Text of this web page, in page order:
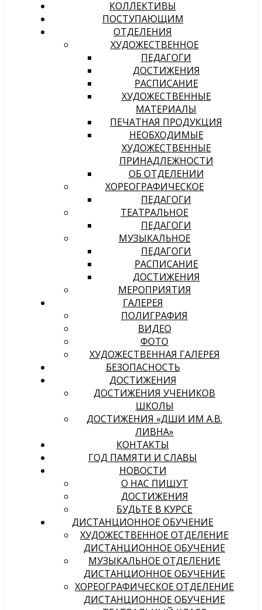
КОЛЛЕКТИВЫ
ПОСТУПАЮЩИМ
ОТДЕЛЕНИЯ
ХУДОЖЕСТВЕННОЕ
ПЕДАГОГИ
ДОСТИЖЕНИЯ
РАСПИСАНИЕ
ХУДОЖЕСТВЕННЫЕ
МАТЕРИАЛЫ
ПЕЧАТНАЯ ПРОДУКЦИЯ
НЕОБХОДИМЫЕ
ХУДОЖЕСТВЕННЫЕ
ПРИНАДЛЕЖНОСТИ
ОБ ОТДЕЛЕНИИ
ХОРЕОГРАФИЧЕСКОЕ
ПЕДАГОГИ
ТЕАТРАЛЬНОЕ
ПЕДАГОГИ
МУЗЫКАЛЬНОЕ
ПЕДАГОГИ
РАСПИСАНИЕ
ДОСТИЖЕНИЯ
МЕРОПРИЯТИЯ
ГАЛЕРЕЯ
ПОЛИГРАФИЯ
ВИДЕО
ФОТО
ХУДОЖЕСТВЕННАЯ ГАЛЕРЕЯ
БЕЗОПАСНОСТЬ
ДОСТИЖЕНИЯ
ДОСТИЖЕНИЯ УЧЕНИКОВ
ШКОЛЫ
ДОСТИЖЕНИЯ «ДШИ ИМ А.В.
ЛИВНА»
КОНТАКТЫ
ГОД ПАМЯТИ И СЛАВЫ
НОВОСТИ
О НАС ПИШУТ
ДОСТИЖЕНИЯ
БУДЬТЕ В КУРСЕ
ДИСТАНЦИОННОЕ ОБУЧЕНИЕ
ХУДОЖЕСТВЕННОЕ ОТДЕЛЕНИЕ
ДИСТАНЦИОННОЕ ОБУЧЕНИЕ
МУЗЫКАЛЬНОЕ ОТДЕЛЕНИЕ
ДИСТАНЦИОННОЕ ОБУЧЕНИЕ
ХОРЕОГРАФИЧЕСКОЕ ОТДЕЛЕНИЕ
ДИСТАНЦИОННОЕ ОБУЧЕНИЕ